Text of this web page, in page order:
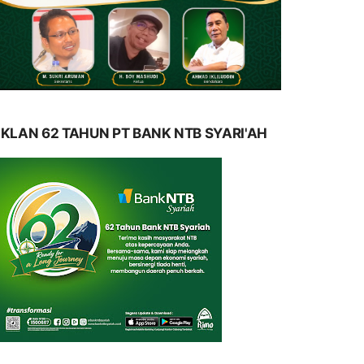
62 TAHUN PT BANK NTB SYARI'AH